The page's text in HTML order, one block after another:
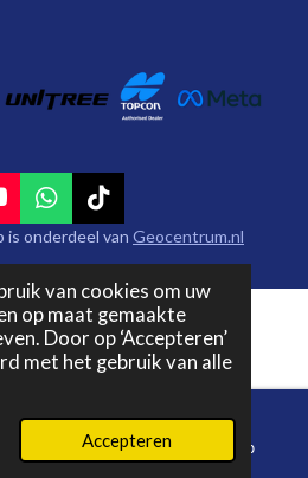
van cookies om uw
op maat gemaakte
Door op ‘Accepteren’
met het gebruik van alle
Accepteren
W
h
s
A
p
p
T
i
o
k
onderdeel van Geocentrum.nl
Telefoonnummer WhatsApp